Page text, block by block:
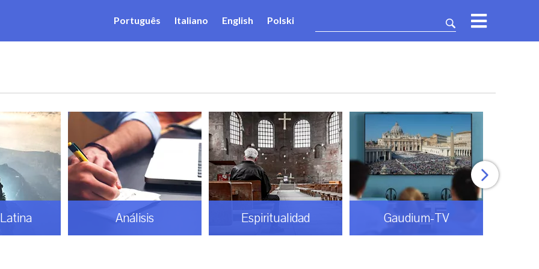
Português Italiano English Polski
Análisis Espiritualidad Gaudium-TV